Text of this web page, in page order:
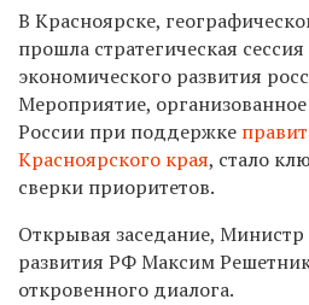
В Красноярске,
прошла стратегическая
экономического развития
Мероприятие,
России при поддержке
Красноярского края, стало
сверки приоритетов.
Открывая заседание,
развития РФ Максим
откровенного диалога.